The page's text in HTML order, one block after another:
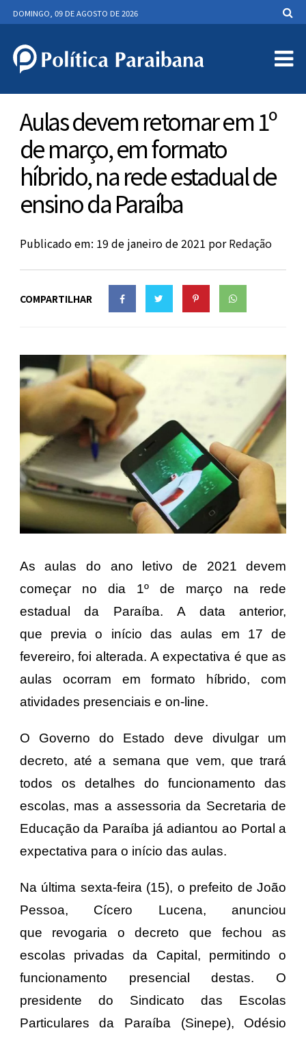
DOMINGO, 09 DE AGOSTO DE 2026
Aulas devem retornar em 1º
de março, em formato
híbrido, na rede estadual de
ensino da Paraíba
Publicado em: 19 de janeiro de 2021 porRedação
COMPARTILHAR
As aulas do ano letivo de 2021 devem
começar no dia 1º de março na rede
estadual da Paraíba. A data anterior,
que previa o início das aulas em 17 de
fevereiro, foi alterada. A expectativa é que as
aulas ocorram em formato híbrido, com
atividades presenciais e on-line.
O Governo do Estado deve divulgar um
decreto, até a semana que vem, que trará
todos os detalhes do funcionamento das
escolas, mas a assessoria da Secretaria de
Educação da Paraíba já adiantou ao Portal a
expectativa para o início das aulas.
Na última sexta-feira (15), o prefeito de João
Pessoa, Cícero Lucena, anunciou
que revogaria o decreto que fechou as
escolas privadas da Capital, permitindo o
funcionamento presencial destas. O
presidente do Sindicato das Escolas
Particulares da Paraíba (Sinepe), Odésio